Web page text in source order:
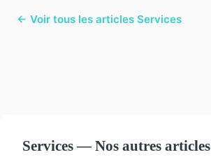
← Voir tous les articles Services
Services — Nos autres articles